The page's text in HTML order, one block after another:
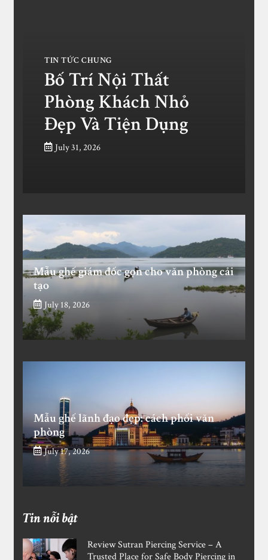
TIN TỨC CHUNG
Bố Trí Nội Thất
Phòng Khách Nhỏ
Đẹp Và Tiện Dụng
July 31, 2026
Mẫu ghế giám đốc gọn cho văn phòng cải
tạo
July 18, 2026
Mẫu ghế lãnh đạo đẹp: cách phối văn
phòng
July 17, 2026
Tin nỗi bật
Review Sutran Piercing Service – A
Trusted Place for Safe Body Piercing in